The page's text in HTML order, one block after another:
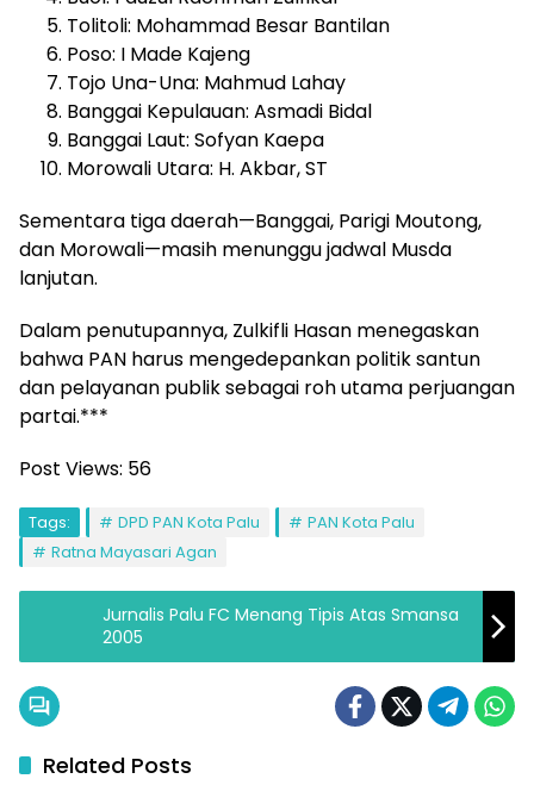
Tolitoli: Mohammad Besar Bantilan
Poso: I Made Kajeng
Tojo Una-Una: Mahmud Lahay
Banggai Kepulauan: Asmadi Bidal
Banggai Laut: Sofyan Kaepa
Morowali Utara: H. Akbar, ST
Sementara tiga daerah—Banggai, Parigi Moutong,
dan Morowali—masih menunggu jadwal Musda
lanjutan.
Dalam penutupannya, Zulkifli Hasan menegaskan
bahwa PAN harus mengedepankan politik santun
dan pelayanan publik sebagai roh utama perjuangan
partai.***
Post Views: 56
Tags: DPD PAN Kota Palu
PAN Kota Palu
Ratna Mayasari Agan
Jurnalis Palu FC Menang Tipis Atas Smansa
2005
Related Posts
Politik